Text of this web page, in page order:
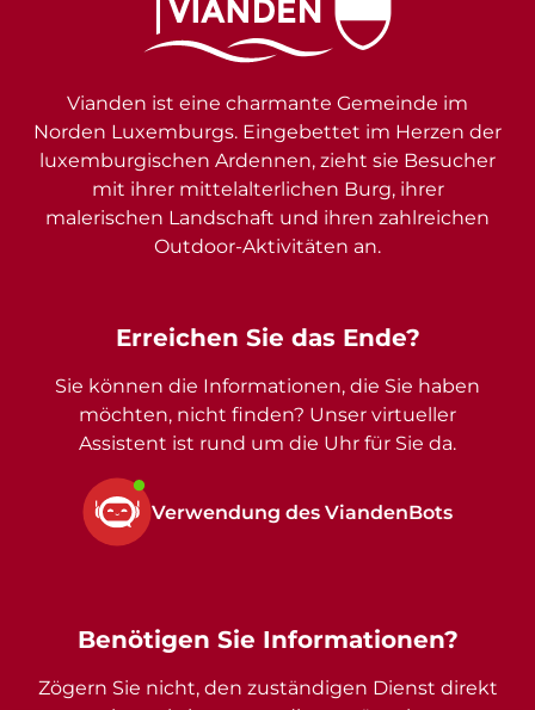
Erreichen Sie das Ende?
Sie können die Informationen, die Sie haben
möchten, nicht finden? Unser virtueller
Assistent ist rund um die Uhr für Sie da.
Verwendung des ViandenBots
Vianden ist eine charmante Gemeinde im
Norden Luxemburgs. Eingebettet im Herzen der
luxemburgischen Ardennen, zieht sie Besucher
mit ihrer mittelalterlichen Burg, ihrer
malerischen Landschaft und ihren zahlreichen
Outdoor-Aktivitäten an.
Benötigen Sie Informationen?
Zögern Sie nicht, den zuständigen Dienst direkt